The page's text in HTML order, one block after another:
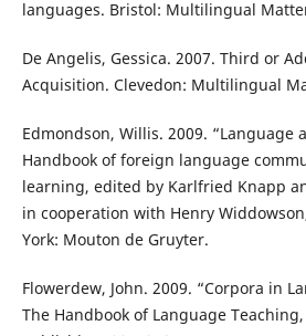
languages. Bristol: Multilingual
De Angelis, Gessica. 2007. Third or
Acquisition. Clevedon: Multilingual
Edmondson, Willis. 2009. “Language
Handbook of foreign language
learning, edited by Karlfried Knapp
in cooperation with Henry
York: Mouton de Gruyter.
Flowerdew, John. 2009. “Corpora in
The Handbook of Language